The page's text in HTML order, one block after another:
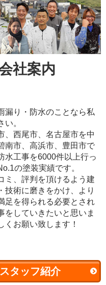
社案内
漏り・防水のことなら私
。
、西尾市、名古屋市を中
南市、高浜市、豊田市で
水工事を6000件以上行っ
の塗装実績です。
ミ、評判を頂けるよう建
技術に磨きをかけ、より
足を得られる必要とされ
をしていきたいと思いま
お願い致します！
タッフ紹介